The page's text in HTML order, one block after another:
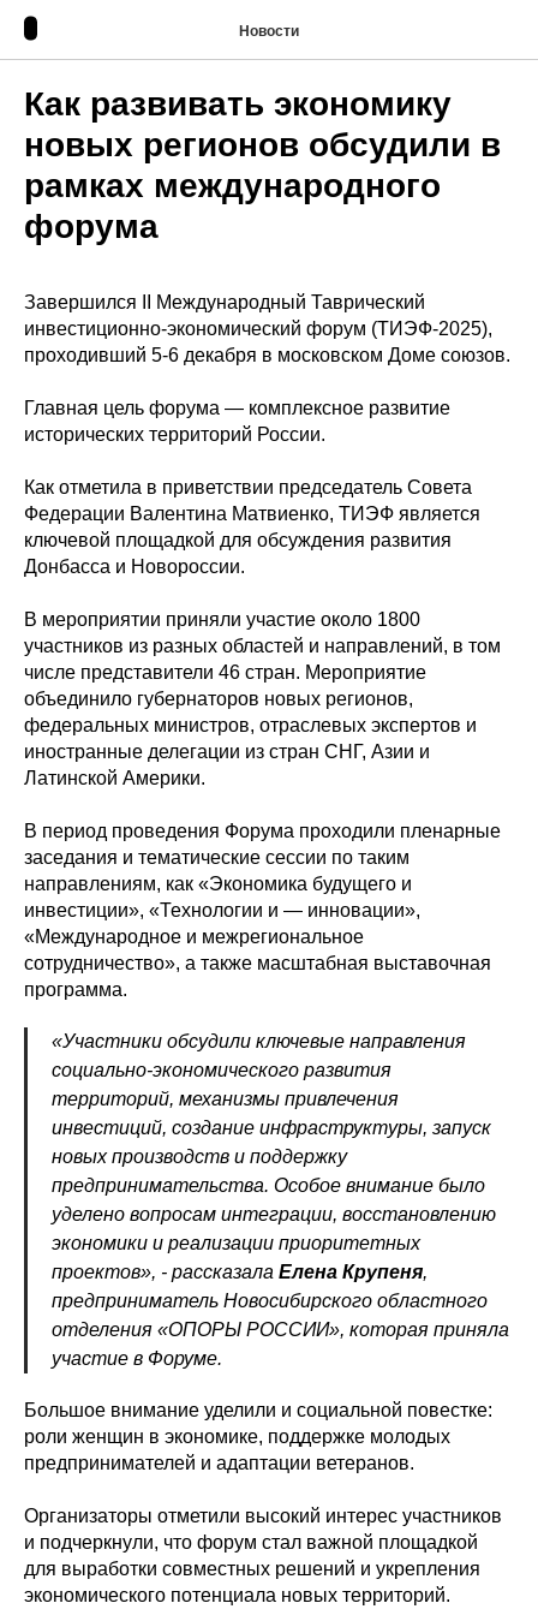
Новости
Как развивать экономику
новых регионов обсудили в
рамках международного
форума
Завершился II Международный Таврический
инвестиционно-экономический форум (ТИЭФ-2025),
проходивший 5-6 декабря в московском Доме союзов.
Главная цель форума — комплексное развитие
исторических территорий России.
Как отметила в приветствии председатель Совета
Федерации Валентина Матвиенко, ТИЭФ является
ключевой площадкой для обсуждения развития
Донбасса и Новороссии.
В мероприятии приняли участие около 1800
участников из разных областей и направлений, в том
числе представители 46 стран. Мероприятие
объединило губернаторов новых регионов,
федеральных министров, отраслевых экспертов и
иностранные делегации из стран СНГ, Азии и
Латинской Америки.
В период проведения Форума проходили пленарные
заседания и тематические сессии по таким
направлениям, как «Экономика будущего и
инвестиции», «Технологии и — инновации»,
«Международное и межрегиональное
сотрудничество», а также масштабная выставочная
программа.
«Участники обсудили ключевые направления
социально-экономического развития
территорий, механизмы привлечения
инвестиций, создание инфраструктуры, запуск
новых производств и поддержку
предпринимательства. Особое внимание было
уделено вопросам интеграции, восстановлению
экономики и реализации приоритетных
проектов», - рассказала Елена Крупеня,
предприниматель Новосибирского областного
отделения «ОПОРЫ РОССИИ», которая приняла
участие в Форуме.
Большое внимание уделили и социальной повестке:
роли женщин в экономике, поддержке молодых
предпринимателей и адаптации ветеранов.
Организаторы отметили высокий интерес участников
и подчеркнули, что форум стал важной площадкой
для выработки совместных решений и укрепления
экономического потенциала новых территорий.